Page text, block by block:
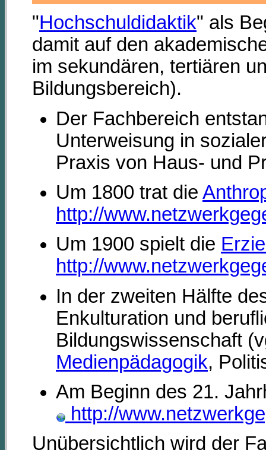
"Hochschuldidaktik" als
damit auf den
im sekundären, tertiären
Bildungsbereich).
Der Fachbereich
Unterweisung in
Praxis von Haus- und
Um 1800 trat die
http://
Um 1900 spielt die
http://
In der zweiten Hälfte
Enkulturation und
Bildungswissenschaft
Medienpädagogik,
Am Beginn des 21.
http://
Unübersichtlich wird der